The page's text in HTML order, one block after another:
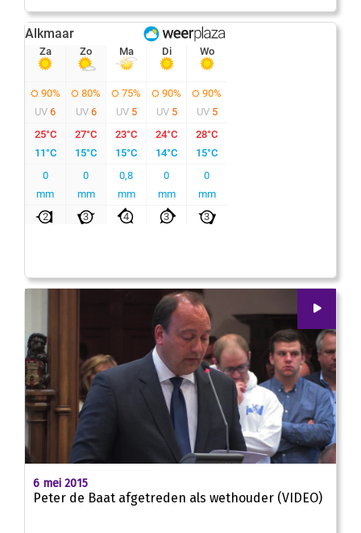
00 :00
6 mei 2015
Peter de Baat afgetreden als wethouder (VIDEO)